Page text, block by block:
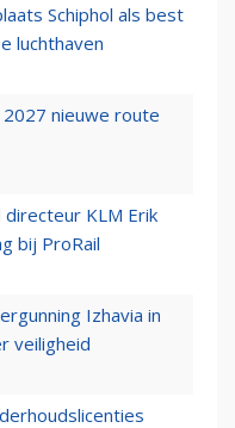
Schiphol als best
luchthaven
nieuwe route
KLM Erik
bij ProRail
Izhavia in
veiligheid